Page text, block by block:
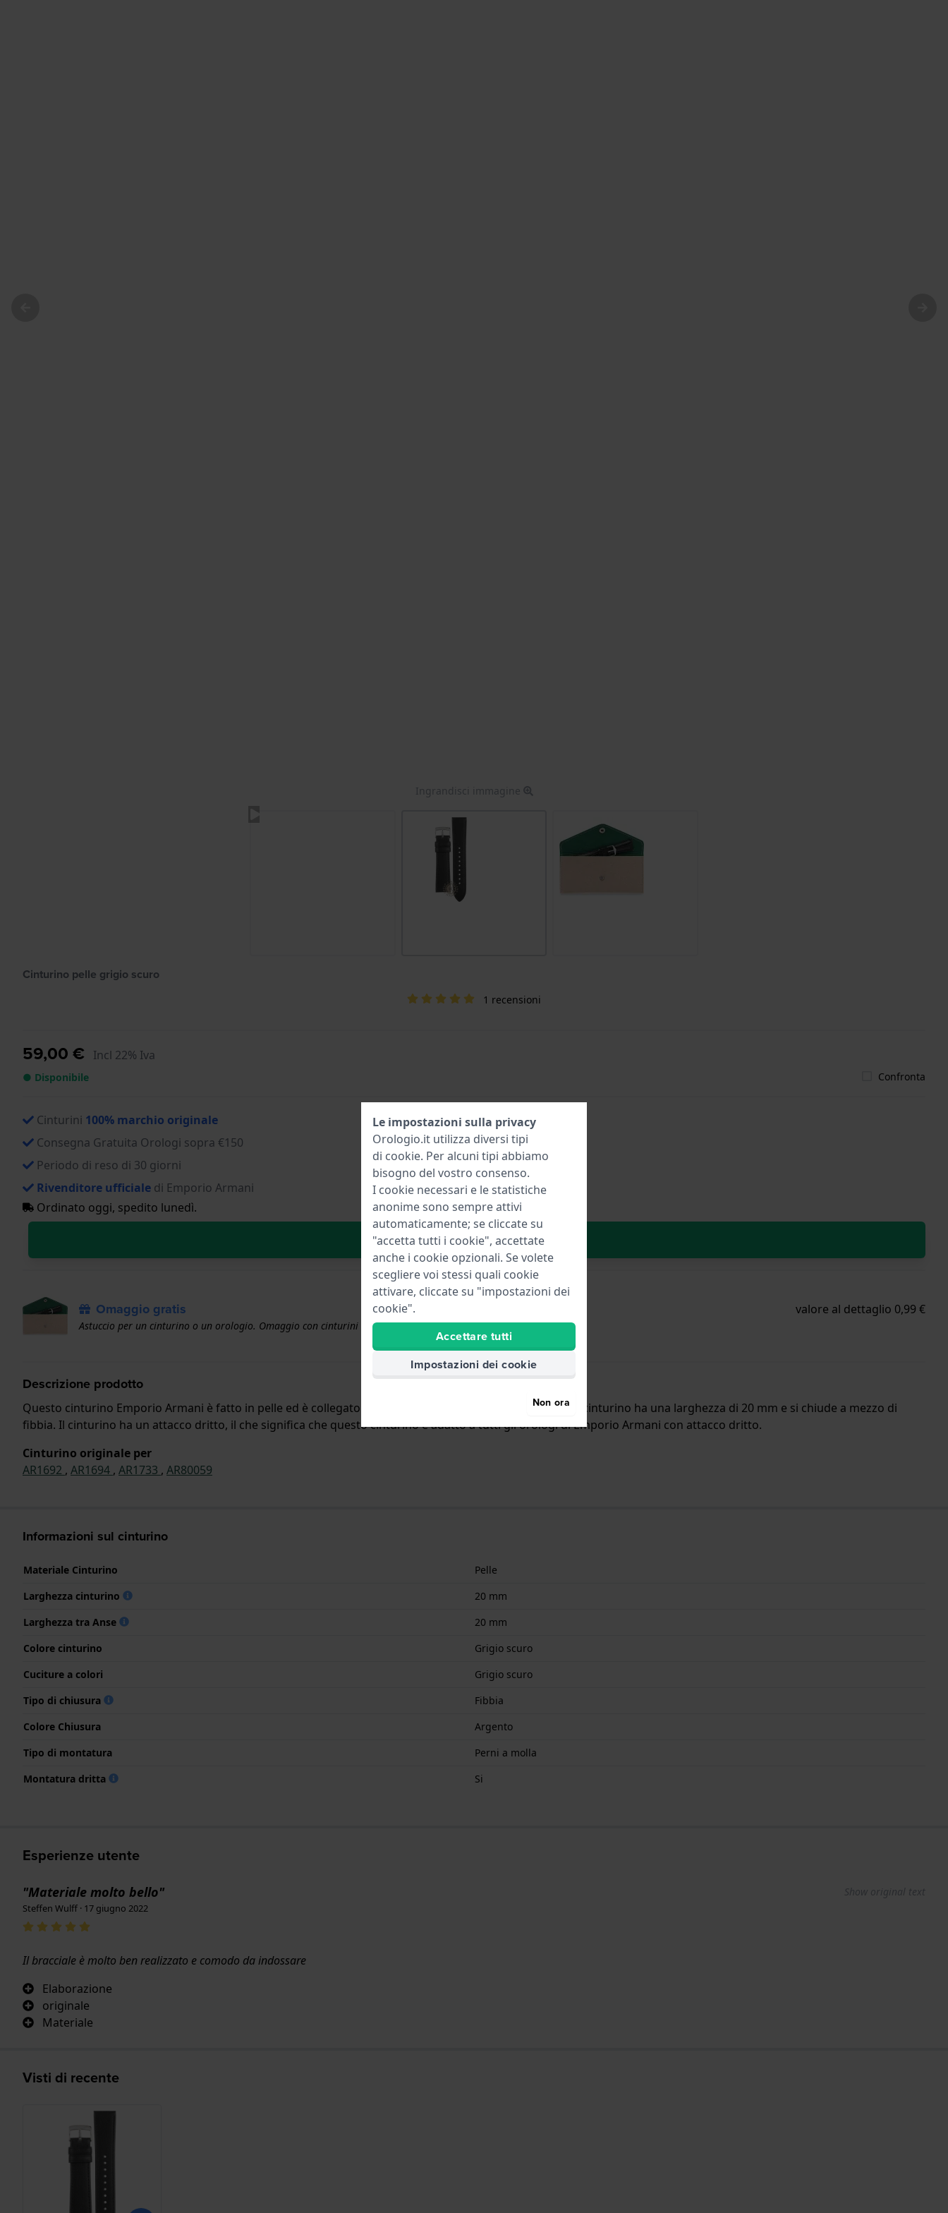
Ingrandisci immagine
Cinturino pelle grigio scuro
1 recensioni
59,00 € Incl 22% Iva
● Disponibile Confronta
Cinturini 100% marchio originale
Consegna Gratuita Orologi sopra €150
Periodo di reso di 30 giorni
Rivenditore ufficiale di Emporio Armani
Ordinato oggi, spedito lunedì.
Aggiungi al carrello
Omaggio gratis valore al dettaglio 0,99 €
Astuccio per un cinturino o un orologio. Omaggio con cinturini superiori a € 50
Descrizione prodotto
Questo cinturino Emporio Armani è fatto in pelle ed è collegato all'orologio per mezzo di perni a molla. Il cinturino ha una larghezza di 20 mm e si chiude a mezzo di
fibbia. Il cinturino ha un attacco dritto, il che significa che questo cinturino è adatto a tutti gli orologi di Emporio Armani con attacco dritto.
Cinturino originale per
AR1692 , AR1694 , AR1733 , AR80059
Informazioni sul cinturino
Materiale Cinturino
Pelle
Larghezza cinturino
20 mm
Larghezza tra Anse
20 mm
Colore cinturino
Grigio scuro
Cuciture a colori
Grigio scuro
Tipo di chiusura
Fibbia
Colore Chiusura
Argento
Tipo di montatura
Perni a molla
Montatura dritta
Si
Esperienze utente
"Materiale molto bello" Show original text
Steffen Wulff · 17 giugno 2022
Il bracciale è molto ben realizzato e comodo da indossare
Elaborazione
originale
Materiale
Visti di recente
Le impostazioni sulla privacy
Orologio.it utilizza diversi tipi
di cookie. Per alcuni tipi abbiamo
bisogno del vostro consenso.
I cookie necessari e le statistiche
anonime sono sempre attivi
automaticamente; se cliccate su
"accetta tutti i cookie", accettate
anche i cookie opzionali. Se volete
scegliere voi stessi quali cookie
attivare, cliccate su "impostazioni dei
cookie".
Accettare tutti
Impostazioni dei cookie
Non ora